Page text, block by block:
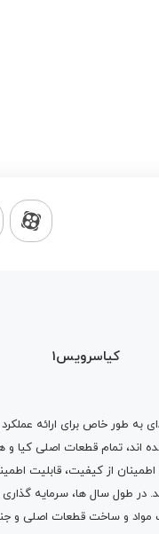
کیاسرویس1
به طور خاص برای ارائه
تمام قطعات اصلی کیا و
از کیفیت، قابلیت
طول سال ها، سرمایه
مواد و ساخت قطعات اصلی و